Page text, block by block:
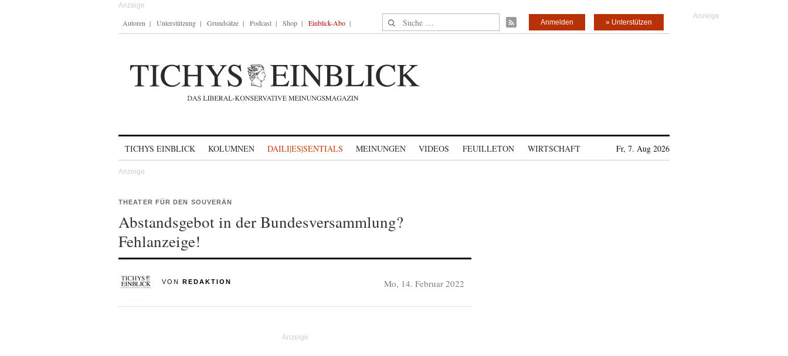
Autoren Unterstützung Grundsätze Podcast Shop Einblick-Abo Suche nach: » Unterstützen
Anmelden
TICHYS EINBLICK KOLUMNEN DAILI|ES|SENTIALS MEINUNGEN VIDEOS FEUILLETON WIRTSCHAFT Fr, 7. Aug 2026
THEATER FÜR DEN SOUVERÄN
Abstandsgebot in der Bundesversammlung?
Fehlanzeige!
VON REDAKTION Mo, 14. Februar 2022